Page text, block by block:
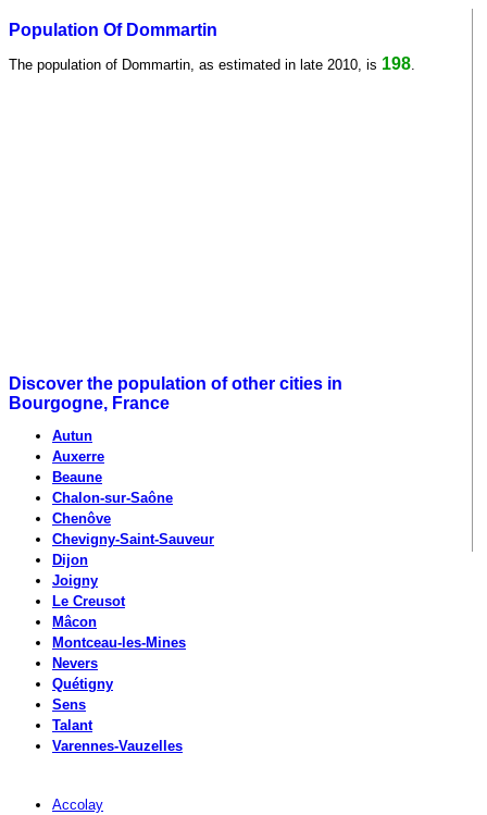
Population Of Dommartin
The population of Dommartin, as estimated in late 2010, is 198
Discover the population of other cities in
Bourgogne, France
Autun
Auxerre
Beaune
Chalon-sur-Saône
Chenôve
Chevigny-Saint-Sauveur
Dijon
Joigny
Le Creusot
Mâcon
Montceau-les-Mines
Nevers
Quétigny
Sens
Talant
Varennes-Vauzelles
Accolay